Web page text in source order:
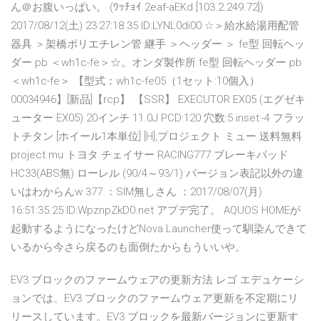
ん＠お腹いっぱい。 (ﾜｯﾁｮｲ 2eaf-aEKd [103.2.249.72])
2017/08/12(土) 23:27:18.35 ID:LYNL0di00 ☆＞給水給湯用配管
器具 ＞架橋ポリエチレン管·継手 ＞ヘッダー ＞ fe型 回転ヘッ
ダー pb ＜wh1c-fe＞☆。オンダ製作所 fe型 回転ヘッダー pb
＜wh1c-fe＞ 【型式：wh1c-fe05（1セット:10個入）
00034946】[新品]【rcp】 【SSR】 EXECUTOR EX05 (エグゼキ
ューター EX05) 20インチ 11.0J PCD:120 穴数:5 inset:-4 フラッ
トチタン [ホイール1本単位] [H],プロジェクト ミュー 送料無料
project mu トヨタ チェイサー RACING777 ブレーキパッド
HC33(ABS無) ローレル (90/4～93/1) バージョン表記以外の違
いはわからんw 377 ：SIM無しさん ：2017/08/07(月)
16:51:35.25 ID:WpznpZkD0.net アプデ完了。 AQUOS HOMEが
起動するようになったけどNova Launcher使って馴染んできて
いるから今さら戻るのも面倒たからもういいや。
EV3 ブロックのファームウェアの更新方法 レゴ エデュケーシ
ョンでは、EV3 ブロックのファームウェア更新を不定期にリ
リースしています。EV3 ブロックを最新バージョンに更新す